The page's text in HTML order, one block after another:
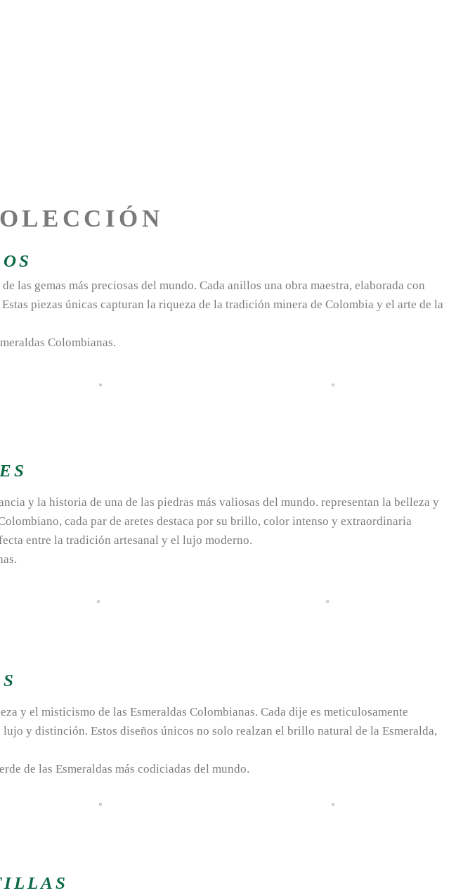
las gemas más preciosas del mundo. Cada anillos una obra maestra, elaborada con
piezas únicas capturan la riqueza de la tradición minera de Colombia y el arte de la
Colombianas.
y la historia de una de las piedras más valiosas del mundo. representan la belleza y
cada par de aretes destaca por su brillo, color intenso y extraordinaria
entre la tradición artesanal y el lujo moderno.
y el misticismo de las Esmeraldas Colombianas. Cada dije es meticulosamente
y distinción. Estos diseños únicos no solo realzan el brillo natural de la Esmeralda,
de las Esmeraldas más codiciadas del mundo.